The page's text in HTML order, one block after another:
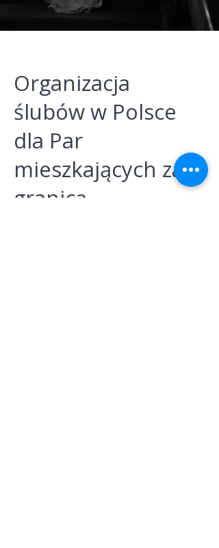
Organizacja
ślubów w Polsce
dla Par
mieszkających za
granicą